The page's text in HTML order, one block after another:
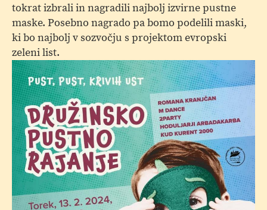
tokrat izbrali in nagradili najbolj izvirne pustne
maske. Posebno nagrado pa bomo podelili maski,
ki bo najbolj v sozvočju s projektom evropski
zeleni list.